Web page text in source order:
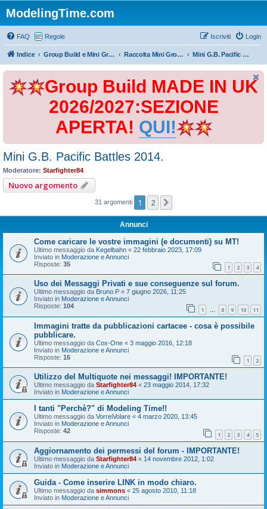
ModelingTime.com
FAQ Regole Login
Iscriviti
Indice Group Build e Mini Group Build Raccolta Mini Group Build Mini G.B. Pacific Battles 2014.
Group Build MADE IN UK
2026/2027:SEZIONE
APERTA! QUI!
Mini G.B. Pacific Battles 2014.
Moderatore: Starfighter84
Nuovo argomento
31 argomenti 1 2
Annunci
Come caricare le vostre immagini (e documenti) su MT!
Ultimo messaggio da Kegelbahn « 22 febbraio 2023, 17:09
Inviato in Moderazione e Annunci
Risposte: 35 1 2 3 4
Uso dei Messaggi Privati e sue conseguenze sul forum.
Ultimo messaggio da Bruno P « 7 giugno 2026, 11:25
Inviato in Moderazione e Annunci
Risposte: 104 1 … 8 9 10 11
Immagini tratte da pubblicazioni cartacee - cosa è possibile
pubblicare.
Ultimo messaggio da Cox-One « 3 maggio 2016, 12:18
Inviato in Moderazione e Annunci
Risposte: 16 1 2
Utilizzo del Multiquote nei messaggi! IMPORTANTE!
Ultimo messaggio da Starfighter84 « 23 maggio 2014, 17:32
Inviato in Moderazione e Annunci
I tanti "Perchè?" di Modeling Time!!
Ultimo messaggio da VorreiVolare « 4 marzo 2020, 13:45
Inviato in Moderazione e Annunci
Risposte: 42 1 2 3 4 5
Aggiornamento dei permessi del forum - IMPORTANTE!
Ultimo messaggio da Starfighter84 « 14 novembre 2012, 1:02
Inviato in Moderazione e Annunci
Guida - Come inserire LINK in modo chiaro.
Ultimo messaggio da simmons « 25 agosto 2010, 11:18
Inviato in Moderazione e Annunci